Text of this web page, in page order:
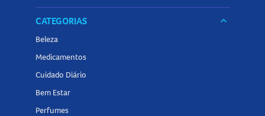
CATEGORIAS keyboard_arrow_down
Beleza
Medicamentos
Cuidado Diário
Bem Estar
Perfumes